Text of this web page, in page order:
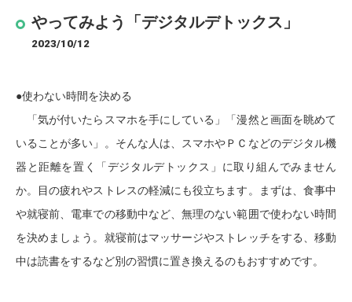
やってみよう「デジタルデトックス」
2023/10/12
●使わない時間を決める
「気が付いたらスマホを手にしている」「漫然と画面を眺めて
いることが多い」。そんな人は、スマホやＰＣなどのデジタル機
器と距離を置く「デジタルデトックス」に取り組んでみません
か。目の疲れやストレスの軽減にも役立ちます。まずは、食事中
や就寝前、電車での移動中など、無理のない範囲で使わない時間
を決めましょう。就寝前はマッサージやストレッチをする、移動
中は読書をするなど別の習慣に置き換えるのもおすすめです。